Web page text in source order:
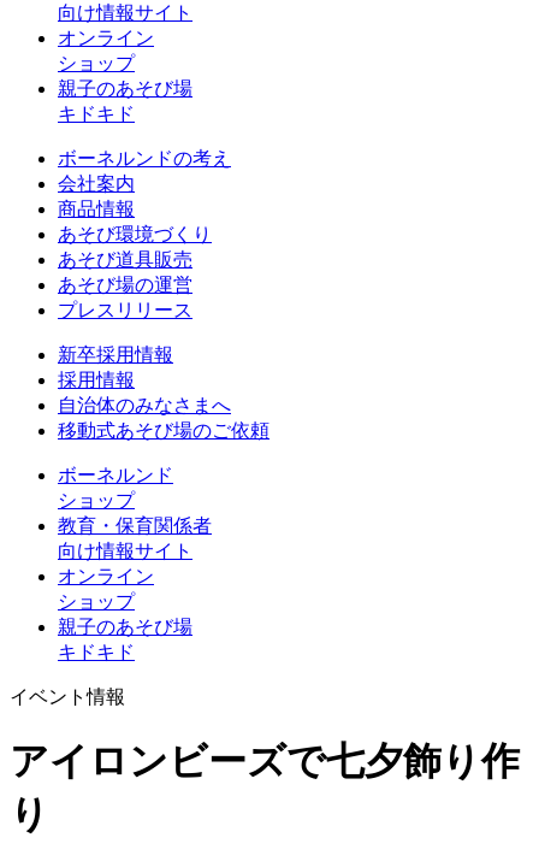
向け情報サイト
オンライン
ショップ
親子のあそび場
キドキド
ボーネルンドの考え
会社案内
商品情報
あそび環境づくり
あそび道具販売
あそび場の運営
プレスリリース
新卒採用情報
採用情報
自治体のみなさまへ
移動式あそび場のご依頼
ボーネルンド
ショップ
教育・保育関係者
向け情報サイト
オンライン
ショップ
親子のあそび場
キドキド
イベント情報
アイロンビーズで七夕飾り作
り